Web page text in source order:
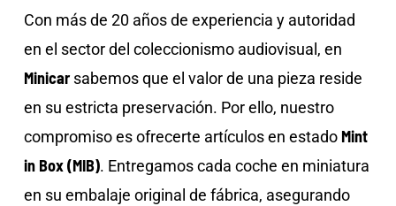
Con más de 20 años de experiencia y autoridad
en el sector del coleccionismo audiovisual, en
Minicarsabemos que el valor de una pieza reside
en su estricta preservación. Por ello, nuestro
compromiso es ofrecerte artículos en estado Mint
in Box (MIB). Entregamos cada coche en miniatura
en su embalaje original de fábrica, asegurando